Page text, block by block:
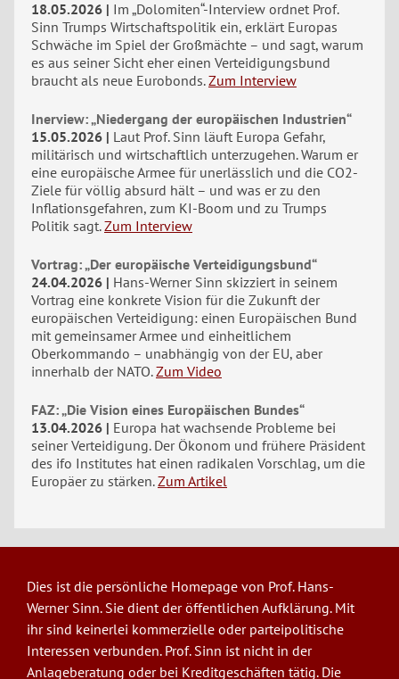
18.05.2026
Im „Dolomiten“-Interview ordnet Prof.
Sinn Trumps Wirtschaftspolitik ein, erklärt Europas
Schwäche im Spiel der Großmächte – und sagt, warum
es aus seiner Sicht eher einen Verteidigungsbund
braucht als neue Eurobonds. Zum Interview
Inerview: „Niedergang der europäischen Industrien“
15.05.2026
Laut Prof. Sinn läuft Europa Gefahr,
militärisch und wirtschaftlich unterzugehen. Warum er
eine europäische Armee für unerlässlich und die CO2-
Ziele für völlig absurd hält – und was er zu den
Inflationsgefahren, zum KI-Boom und zu Trumps
Politik sagt. Zum Interview
Vortrag: „Der europäische Verteidigungsbund“
24.04.2026
Hans-Werner Sinn skizziert in seinem
Vortrag eine konkrete Vision für die Zukunft der
europäischen Verteidigung: einen Europäischen Bund
mit gemeinsamer Armee und einheitlichem
Oberkommando – unabhängig von der EU, aber
innerhalb der NATO. Zum Video
FAZ: „Die Vision eines Europäischen Bundes“
13.04.2026
Europa hat wachsende Probleme bei
seiner Verteidigung. Der Ökonom und frühere Präsident
des ifo Institutes hat einen radikalen Vorschlag, um die
Europäer zu stärken. Zum Artikel
Dies ist die persönliche Homepage von Prof. Hans-
Werner Sinn. Sie dient der öffentlichen Aufklärung. Mit
ihr sind keinerlei kommerzielle oder parteipolitische
Interessen verbunden. Prof. Sinn ist nicht in der
Anlageberatung oder bei Kreditgeschäften tätig. Die